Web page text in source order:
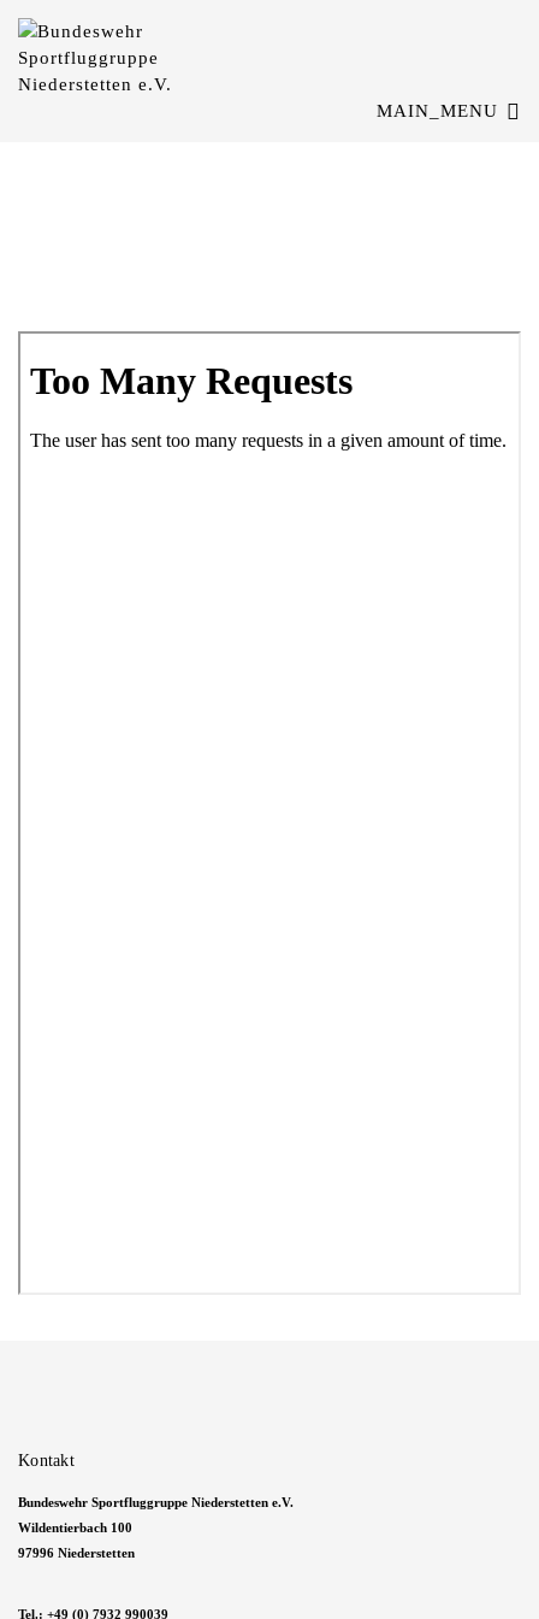
MAIN_MENU
Kontakt
Bundeswehr Sportfluggruppe Niederstetten e.V.
Wildentierbach 100
97996 Niederstetten
Tel.: +49 (0) 7932 990039